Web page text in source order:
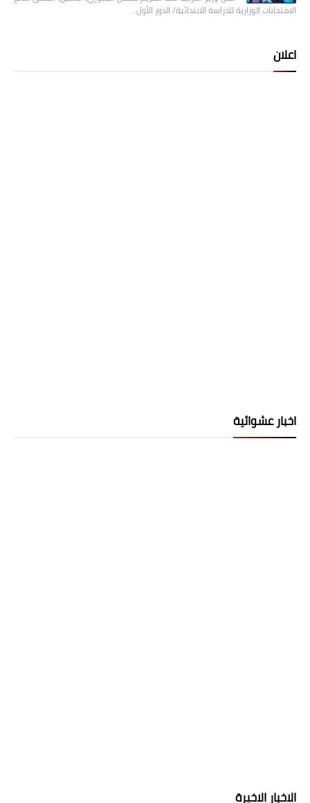
الامتحانات الوزارية للدراسة الابتدائية/ الدور الأول…
اعلان
اخبار عشوائية
الاخبار الاخيرة